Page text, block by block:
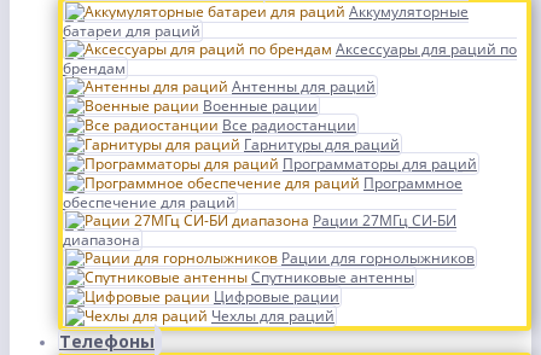
Аккумуляторные
батареи для раций
Аксессуары для раций по
брендам
Антенны для раций
Военные рации
Все радиостанции
Гарнитуры для раций
Программаторы для раций
Программное
обеспечение для раций
Рации 27МГц СИ-БИ
диапазона
Рации для горнолыжников
Спутниковые антенны
Цифровые рации
Чехлы для раций
Телефоны